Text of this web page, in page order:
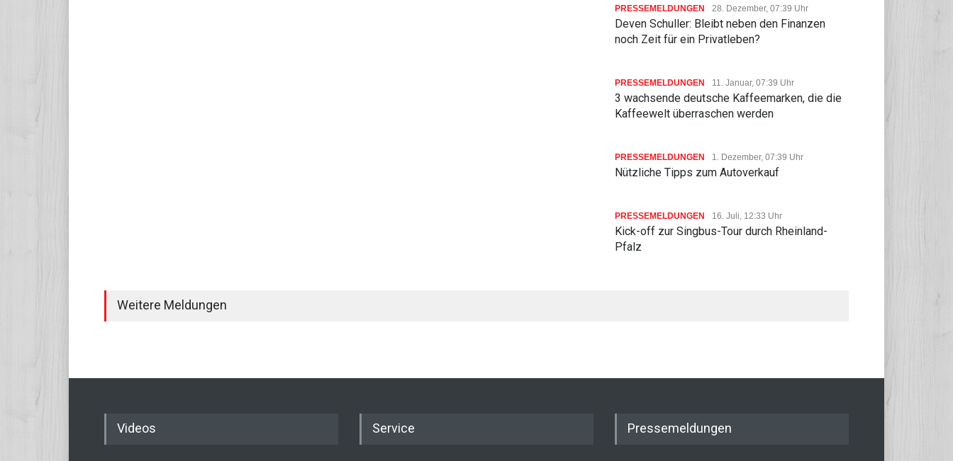
PRESSEMELDUNGEN 28. Dezember, 07:39 Uhr
Deven Schuller: Bleibt neben den Finanzen
noch Zeit für ein Privatleben?
PRESSEMELDUNGEN 11. Januar, 07:39 Uhr
3 wachsende deutsche Kaffeemarken, die die
Kaffeewelt überraschen werden
PRESSEMELDUNGEN 1. Dezember, 07:39 Uhr
Nützliche Tipps zum Autoverkauf
PRESSEMELDUNGEN 16. Juli, 12:33 Uhr
Kick-off zur Singbus-Tour durch Rheinland-
Pfalz
Weitere Meldungen
Videos Service Pressemeldungen